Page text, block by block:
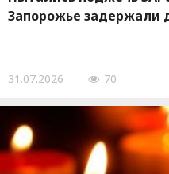
Запорожье задержали
31.07.2026 70